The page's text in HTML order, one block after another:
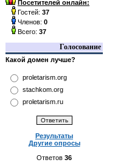
Посетителей онлайн:
Гостей: 37
Членов: 0
Всего: 37
Голосование
Какой домен лучше?
proletarism.org
stachkom.org
proletarism.ru
Результаты
Другие опросы
Ответов 36